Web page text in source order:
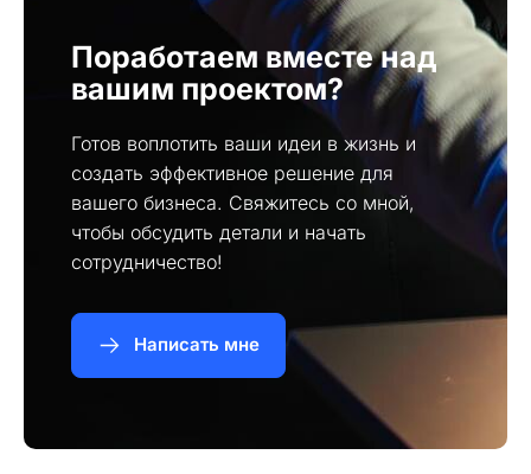
Поработаем вместе над
вашим проектом?
Готов воплотить ваши идеи в жизнь и
создать эффективное решение для
вашего бизнеса. Свяжитесь со мной,
чтобы обсудить детали и начать
сотрудничество!
Написать мне